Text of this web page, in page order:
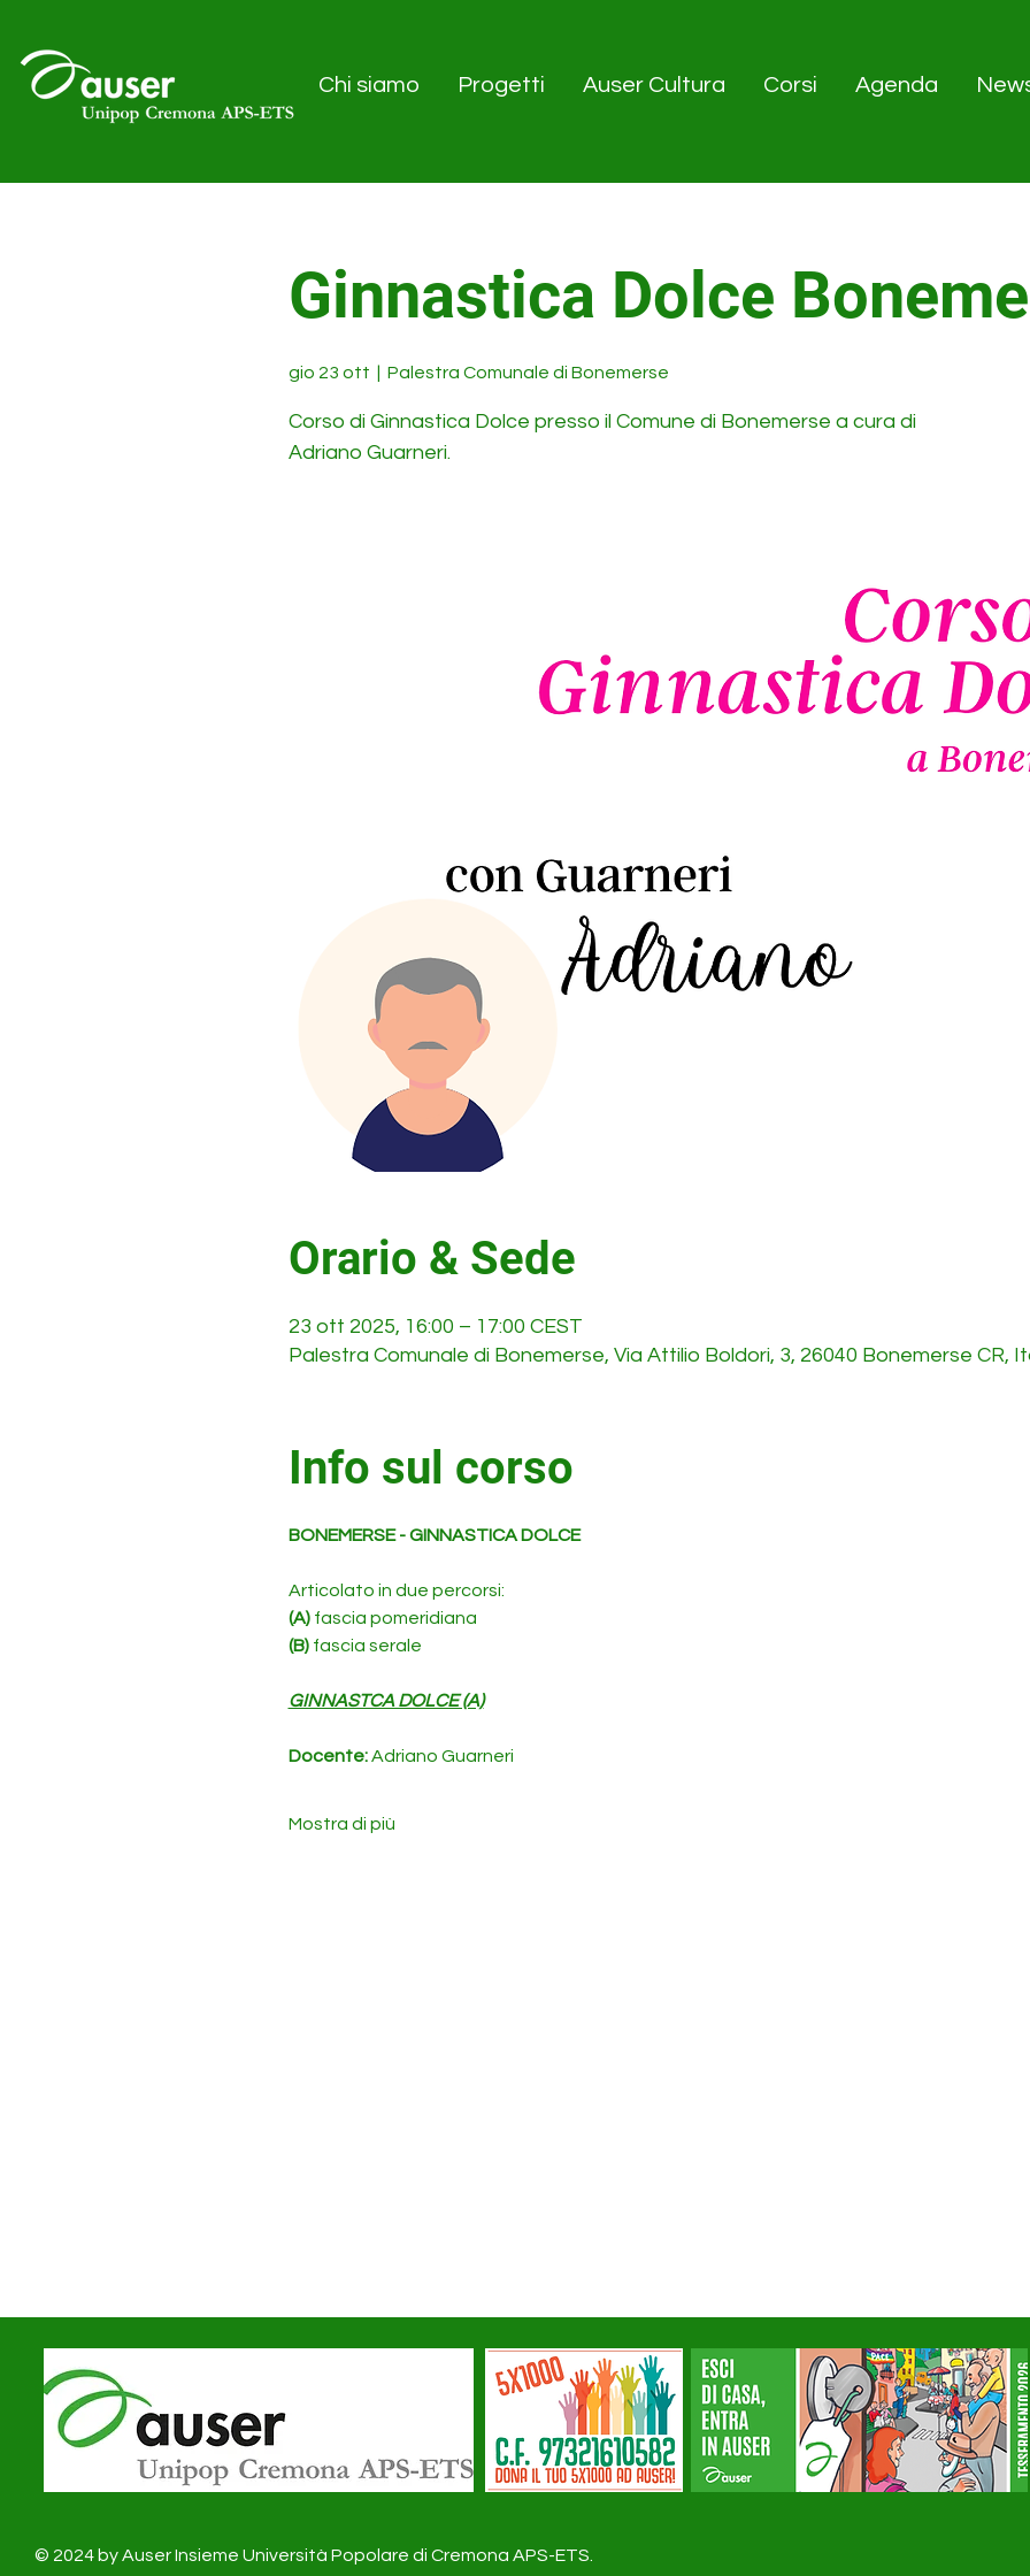
Chi siamo Progetti Auser Cultura Corsi Agenda
Ginnastica Dolce
gio 23 ott Palestra Comunale di Bonemerse
Corso di Ginnastica Dolce presso il Comune di Bonemerse a cura di
Adriano Guarneri.
Orario & Sede
23 ott 2025, 16:00 – 17:00 CEST
Palestra Comunale di Bonemerse, Via Attilio Boldori, 3, 26040 Bonemerse CR,
Info sul corso
BONEMERSE - GINNASTICA DOLCE
Articolato in due percorsi:
(A) fascia pomeridiana
(B) fascia serale
GINNASTCA DOLCE (A)
Docente: Adriano Guarneri
Mostra di più
© 2024 by Auser Insieme Università Popolare di Cremona APS-ETS.